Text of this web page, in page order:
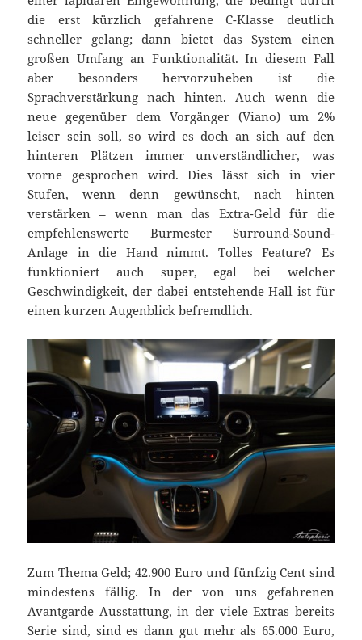
die erst kürzlich gefahrene C-Klasse deutlich
schneller gelang; dann bietet das System einen
großen Umfang an Funktionalität. In diesem Fall
aber besonders hervorzuheben ist die
Sprachverstärkung nach hinten. Auch wenn die
neue gegenüber dem Vorgänger (Viano) um 2%
leiser sein soll, so wird es doch an sich auf den
hinteren Plätzen immer unverständlicher, was
vorne gesprochen wird. Dies lässt sich in vier
Stufen, wenn denn gewünscht, nach hinten
verstärken – wenn man das Extra-Geld für die
empfehlenswerte Burmester Surround-Sound-
Anlage in die Hand nimmt. Tolles Feature? Es
funktioniert auch super, egal bei welcher
Geschwindigkeit, der dabei entstehende Hall ist für
einen kurzen Augenblick befremdlich.
Zum Thema Geld; 42.900 Euro und fünfzig Cent sind
mindestens fällig. In der von uns gefahrenen
Avantgarde Ausstattung, in der viele Extras bereits
Serie sind, sind es dann gut mehr als 65.000 Euro,